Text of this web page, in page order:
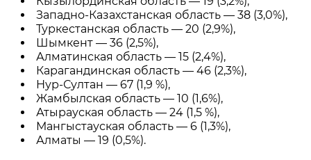
Западно-Казахстанская область — 38 (3,0%),
Туркестанская область — 20 (2,9%),
Шымкент — 36 (2,5%),
Алматинская область — 15 (2,4%),
Карагандинская область — 46 (2,3%),
Нур-Султан — 67 (1,9 %),
Жамбылская область — 10 (1,6%),
Атырауская область — 24 (1,5 %),
Мангыстауская область — 6 (1,3%),
Алматы — 19 (0,5%).